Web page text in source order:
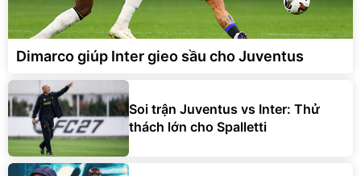
Dimarco giúp Inter gieo sầu cho Juventus
Soi trận Juventus vs Inter: Thử
thách lớn cho Spalletti